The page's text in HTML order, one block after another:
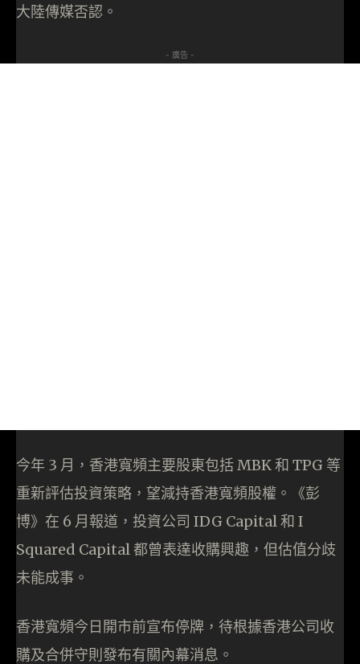
大陸傳媒否認。
- 廣告 -
今年 3 月，香港寬頻主要股東包括 MBK 和 TPG 等
重新評估投資策略，望減持香港寬頻股權。《彭
博》在 6 月報道，投資公司 IDG Capital 和 I
Squared Capital 都曾表達收購興趣，但估值分歧
未能成事。
香港寬頻今日開市前宣布停牌，待根據香港公司收
購及合併守則發布有關內幕消息。